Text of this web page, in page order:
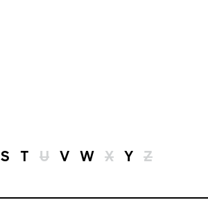
S T U V W X Y Z